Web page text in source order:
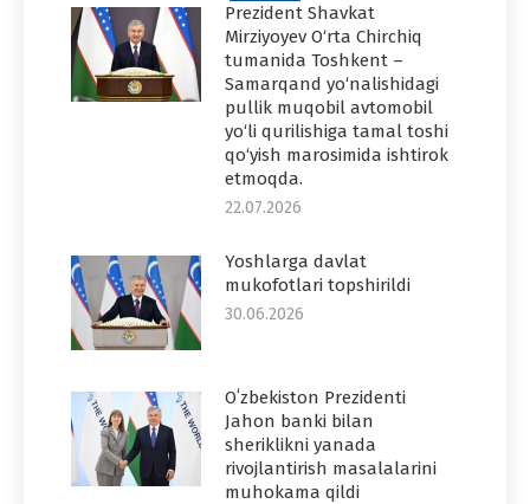
Prezident Shavkat
Mirziyoyev O‘rta Chirchiq
tumanida Toshkent –
Samarqand yo‘nalishidagi
pullik muqobil avtomobil
yo‘li qurilishiga tamal toshi
qo‘yish marosimida ishtirok
etmoqda.
22.07.2026
Yoshlarga davlat
mukofotlari topshirildi
30.06.2026
Oʻzbekiston Prezidenti
Jahon banki bilan
sheriklikni yanada
rivojlantirish masalalarini
muhokama qildi